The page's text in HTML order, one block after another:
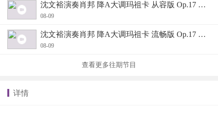
沈文裕演奏肖邦 降A大调玛祖卡 从容版 Op.17 No.3
08-09
沈文裕演奏肖邦 降A大调玛祖卡 流畅版 Op.17 No.3
08-09
查看更多往期节目
详情